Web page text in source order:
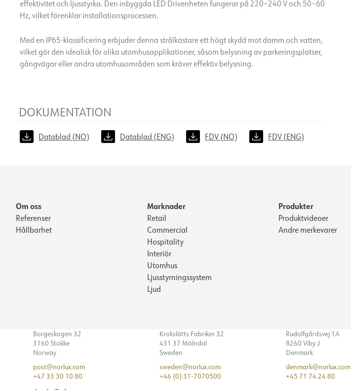
effektivitet och ljusstyrka. Den inbyggda LED Drivenheten fungerar på 220–240 V och 50–60
Hz, vilket förenklar installationsprocessen.
Med en IP65-klassificering erbjuder denna strålkastare ett högt skydd mot damm och vatten,
vilket gör den idealisk för olika utomhusapplikationer, såsom belysning av parkeringsplatser,
gångvägar eller andra utomhusområden som kräver effektiv belysning.
DOKUMENTATION
Datablad (NO) Datablad (ENG) FDV (NO) FDV (ENG)
Om oss
Referenser
Hållbarhet
Marknader
Retail
Commercial
Hospitality
Interiör
Utomhus
Ljusstyrningssystem
Ljud
Produkter
Produktvideoer
Andre merkevarer
Borgeskogen 32
3160 Stokke
Norway
post@norlux.com
+47 33 30 10 80
Krokslätts Fabriker 32
431 37 Mölndal
Sweden
sweden@norlux.com
+46 (0) 31-7070500
Rudolfgårdsvej 1A
8260 Viby J
Denmark
denmark@norlux.com
+45 71 74 24 80